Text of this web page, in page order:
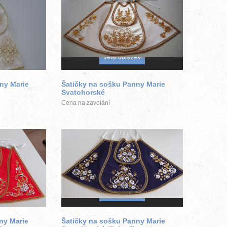
Marie
větší obrázek
Šatičky na sošku Panny Marie
Svatohorské
Cena na zavolání
Marie
větší obrázek
Šatičky na sošku Panny Marie